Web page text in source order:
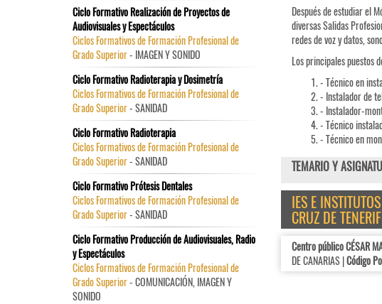
Después de estudiar el
diversas Salidas
redes de voz y datos,
Los principales puestos
- Técnico en
- Instalador de
- Instalador-
- Técnico
- Técnico en
TEMARIO Y
IES E
CRUZ DE
Centro público CÉSAR
DE CANARIAS |Código
Ciclo Formativo Realización de Proyectos de
Audiovisuales y Espectáculos
Ciclos Formativos de Formación Profesional de
Grado Superior- IMAGEN Y SONIDO
Ciclo Formativo Radioterapia y Dosimetría
Ciclos Formativos de Formación Profesional de
Grado Superior- SANIDAD
Ciclo Formativo Radioterapia
Ciclos Formativos de Formación Profesional de
Grado Superior- SANIDAD
Ciclo Formativo Prótesis Dentales
Ciclos Formativos de Formación Profesional de
Grado Superior- SANIDAD
Ciclo Formativo Producción de Audiovisuales, Radio
y Espectáculos
Ciclos Formativos de Formación Profesional de
Grado Superior- COMUNICACIÓN, IMAGEN Y
SONIDO